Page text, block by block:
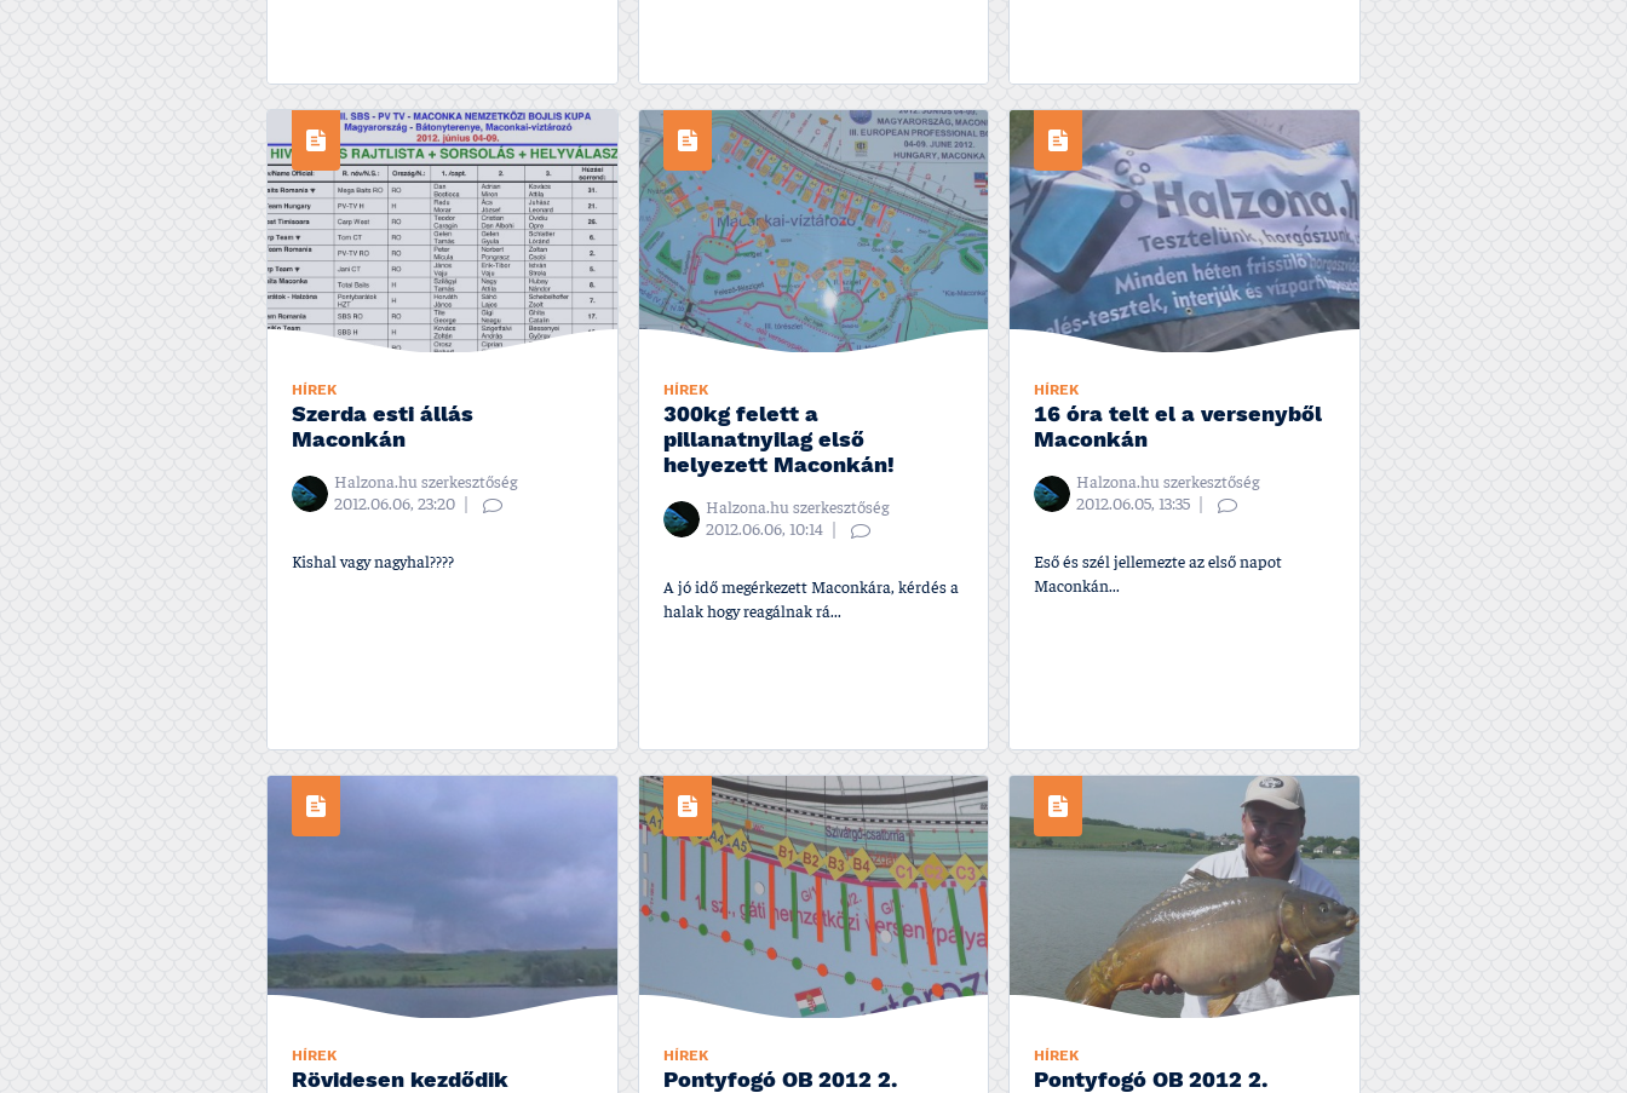
HÍREK
Szerda esti állás
Maconkán
Halzona.hu szerkesztőség
2012.06.06, 23:20
Kishal vagy nagyhal????
HÍREK
300kg felett a
pillanatnyilag első
helyezett Maconkán!
Halzona.hu szerkesztőség
2012.06.06, 10:14
A jó idő megérkezett Maconkára, kérdés a
halak hogy reagálnak rá...
HÍREK
16 óra telt el a versenyből
Maconkán
Halzona.hu szerkesztőség
2012.06.05, 13:35
Eső és szél jellemezte az első napot
Maconkán...
HÍREK
Rövidesen kezdődik
HÍREK
Pontyfogó OB 2012 2.
HÍREK
Pontyfogó OB 2012 2.